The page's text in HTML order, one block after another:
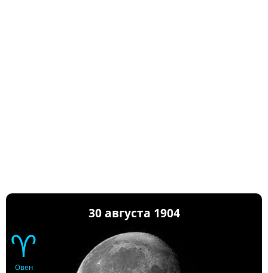
30 августа 1904
♈
Овен